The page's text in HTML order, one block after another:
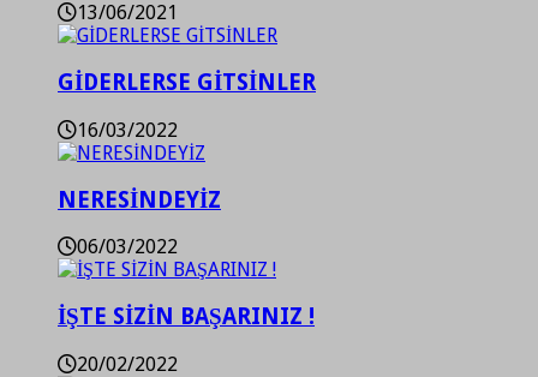
13/06/2021
GİDERLERSE GİTSİNLER
16/03/2022
NERESİNDEYİZ
06/03/2022
İŞTE SİZİN BAŞARINIZ !
20/02/2022